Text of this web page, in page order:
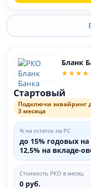
Бланк
Стартовый
Подключи эквайринг
3 месяца
% на остаток на РС
до 15% годовых
12,5% на вкладе-
Стоимость РКО в месяц
0 руб.